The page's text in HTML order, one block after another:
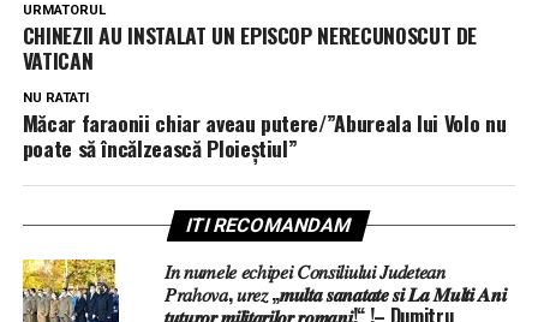
URMATORUL
CHINEZII AU INSTALAT UN EPISCOP NERECUNOSCUT DE
VATICAN
NU RATATI
Măcar faraonii chiar aveau putere/”Abureala lui Volo nu
poate să încălzească Ploieștiul”
ITI RECOMANDAM
𝐼𝑛 𝑛𝑢𝑚𝑒𝑙𝑒 𝑒𝑐ℎ𝑖𝑝𝑒𝑖 𝐶𝑜𝑛𝑠𝑖𝑙𝑖𝑢𝑙𝑢𝑖 𝐽𝑢𝑑𝑒𝑡𝑒𝑎𝑛
𝑃𝑟𝑎ℎ𝑜𝑣𝑎, 𝑢𝑟𝑒𝑧 „𝒎𝒖𝒍𝒕𝒂 𝒔𝒂𝒏𝒂𝒕𝒂𝒕𝒆 𝒔𝒊 𝑳𝒂 𝑴𝒖𝒍𝒕𝒊 𝑨𝒏𝒊
𝒕𝒖𝒕𝒖𝒓𝒐𝒓 𝒎𝒊𝒍𝒊𝒕𝒂𝒓𝒊𝒍𝒐𝒓 𝒓𝒐𝒎𝒂𝒏𝒊!“ !– Dumitru